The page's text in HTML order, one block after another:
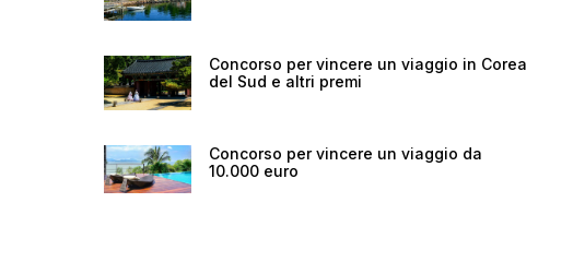
Concorso per vincere un viaggio in Corea
del Sud e altri premi
Concorso per vincere un viaggio da
10.000 euro